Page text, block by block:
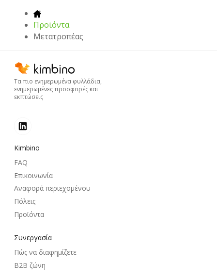
Προϊόντα
Μετατροπέας
Τα πιο ενημερωμένα φυλλάδια,
ενημερωμένες προσφορές και
εκπτώσεις
Kimbino
FAQ
Επικοινωνία
Αναφορά περιεχομένου
Πόλεις
Προϊόντα
Συνεργασία
Πώς να διαφημίζετε
B2B ζώνη